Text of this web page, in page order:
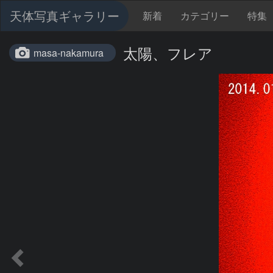
天体写真ギャラリー 新着 カテゴリー 特集
masa-nakamura 太陽、フレア